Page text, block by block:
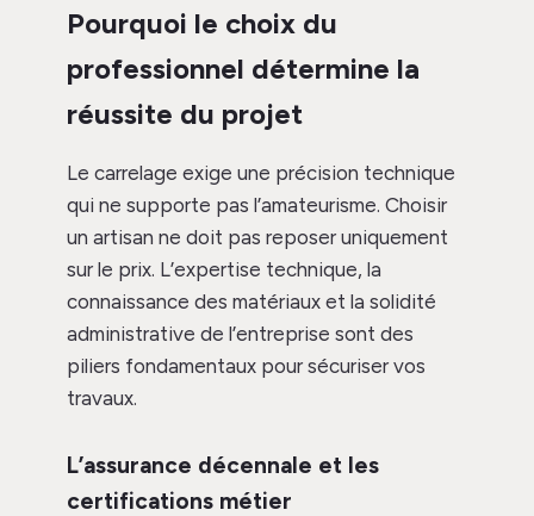
Pourquoi le choix du
professionnel détermine la
réussite du projet
Le carrelage exige une précision technique
qui ne supporte pas l’amateurisme. Choisir
un artisan ne doit pas reposer uniquement
sur le prix. L’expertise technique, la
connaissance des matériaux et la solidité
administrative de l’entreprise sont des
piliers fondamentaux pour sécuriser vos
travaux.
L’assurance décennale et les
certifications métier